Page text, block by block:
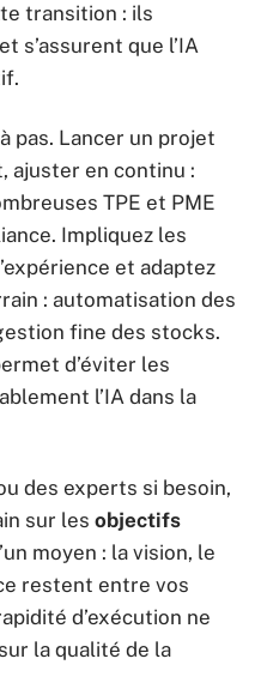
transition : ils
s’assurent que l’IA
pas. Lancer un projet
ajuster en continu :
TPE et PME
Impliquez les
et adaptez
: automatisation des
fine des stocks.
d’éviter les
l’IA dans la
des experts si besoin,
sur les objectifs
moyen : la vision, le
restent entre vos
d’exécution ne
la qualité de la